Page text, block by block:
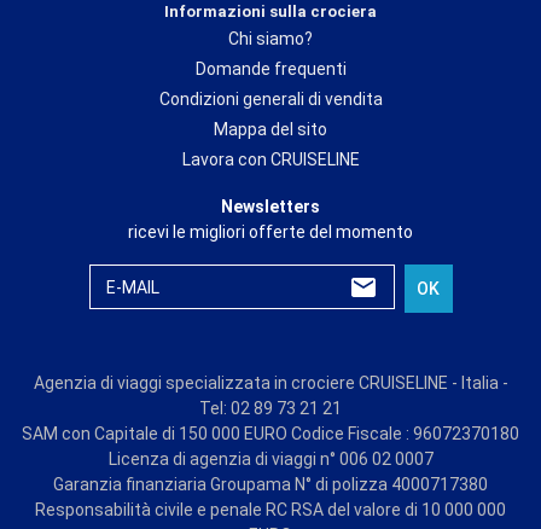
Informazioni sulla crociera
Chi siamo?
Domande frequenti
Condizioni generali di vendita
Mappa del sito
Lavora con CRUISELINE
Newsletters
ricevi le migliori offerte del momento
E-MAIL OK
Agenzia di viaggi specializzata in crociere CRUISELINE - Italia -
Tel: 02 89 73 21 21
SAM con Capitale di 150 000 EURO Codice Fiscale : 96072370180
Licenza di agenzia di viaggi n° 006 02 0007
Garanzia finanziaria Groupama N° di polizza 4000717380
Responsabilità civile e penale RC RSA del valore di 10 000 000